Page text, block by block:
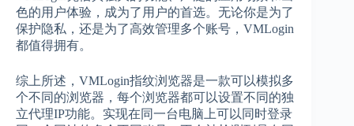
色的用户体验，成为了用户的首选。无论你是为了
保护隐私，还是为了高效管理多个账号，VMLogin
都值得拥有。
综上所述，VMLogin指纹浏览器是一款可以模拟多
个不同的浏览器，每个浏览器都可以设置不同的独
立代理IP功能。实现在同一台电脑上可以同时登录